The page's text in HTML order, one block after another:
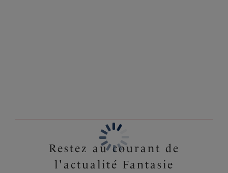
Restez au courant de
l'actualité Fantasie